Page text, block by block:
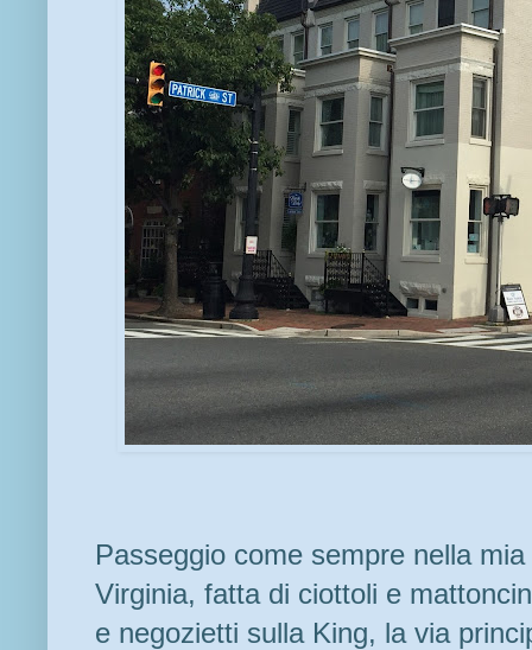
Passeggio come sempre nella
Virginia, fatta di ciottoli e
e negozietti sulla King, la via